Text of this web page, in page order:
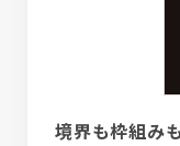
境界も枠組み